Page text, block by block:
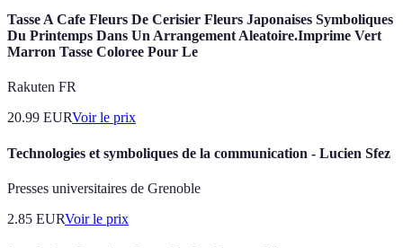
Tasse A Cafe Fleurs De Cerisier Fleurs Japonaises Symboliques
Du Printemps Dans Un Arrangement Aleatoire.Imprime Vert
Marron Tasse Coloree Pour Le
Rakuten FR
20.99 EURVoir le prix
Technologies et symboliques de la communication - Lucien Sfez
Presses universitaires de Grenoble
2.85 EURVoir le prix